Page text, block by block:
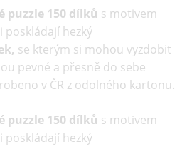
puzzle 150 dílků s motivem
poskládají hezký
se kterým si mohou vyzdobit
pevné a přesně do sebe
v ČR z odolného kartonu.
puzzle 150 dílků s motivem
poskládají hezký